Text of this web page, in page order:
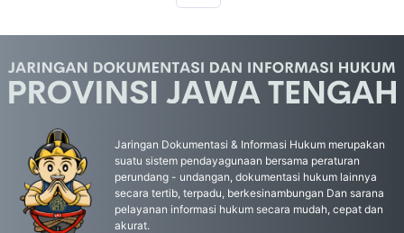
Jaringan Dokumentasi & Informasi Hukum merupakan
suatu sistem pendayagunaan bersama peraturan
perundang - undangan, dokumentasi hukum lainnya
secara tertib, terpadu, berkesinambungan Dan sarana
pelayanan informasi hukum secara mudah, cepat dan
akurat.